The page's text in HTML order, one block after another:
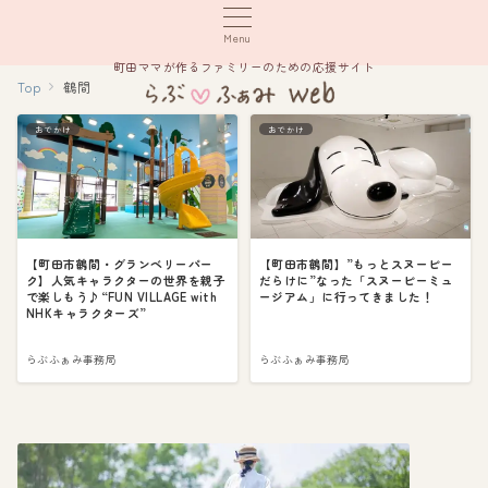
Menu
町田ママが作るファミリーのための応援サイト
Top 鶴間
おでかけ
【町田市鶴間・グランベリーパー
ク】人気キャラクターの世界を親子
で楽しもう♪“FUN VILLAGE with
NHKキャラクターズ”
らぶふぁみ事務局
おでかけ
【町田市鶴間】”もっとスヌーピー
だらけに”なった「スヌーピーミュ
ージアム」に行ってきました！
らぶふぁみ事務局